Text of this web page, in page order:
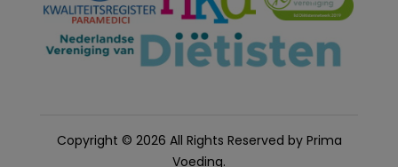
Copyright © 2026 All Rights Reserved by Prima
Voeding.